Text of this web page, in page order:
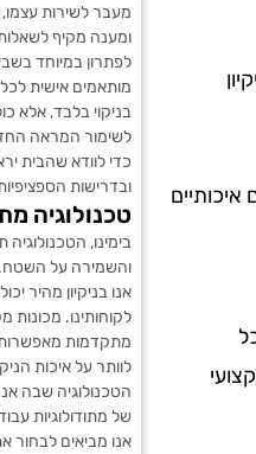
כל
מעבר לשירות עצמו,
ומענה מקיף
לפתרון במיוחד
מותאמים אישית
בניקוי בלבד, אלא
לשימור המראה
כדי לוודא שהבית
ובדרישות
טכנולוגיה
בימינו, הטכנולוגיה
והשמירה על
אנו בניקיון מהיר
לקוחותינו. מכונות
מתקדמות מאפשרות
לוותר על איכות
הטכנולוגיה שבה
של מתודולוגיות
אנו מביאים לבחור